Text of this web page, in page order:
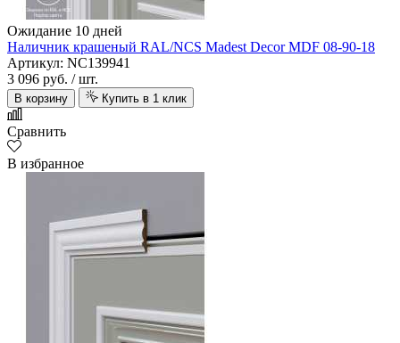
Ожидание 10 дней
Наличник крашеный RAL/NCS Madest Decor MDF 08-90-18
Артикул: NC139941
3 096 руб. / шт.
В корзину Купить в 1 клик
Сравнить
В избранное